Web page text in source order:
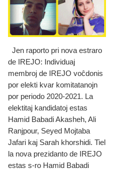
Jen raporto pri nova estraro
de IREJO: Individuaj
membroj de IREJO voĉdonis
por elekti kvar komitatanojn
por periodo 2020-2021. La
elektitaj kandidatoj estas
Hamid Babadi Akasheh, Ali
Ranjpour, Seyed Mojtaba
Jafari kaj Sarah khorshidi. Tiel
la nova prezidanto de IREJO
estas s-ro Hamid Babadi